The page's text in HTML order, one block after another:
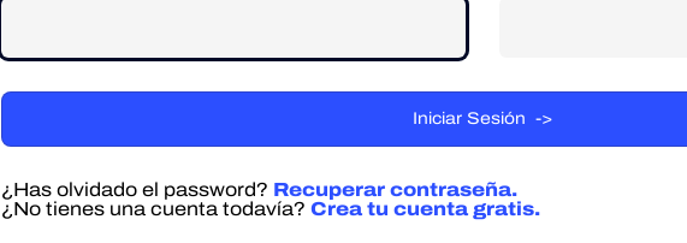
¿Has olvidado el password? Recuperar contraseña.
¿No tienes una cuenta todavía? Crea tu cuenta gratis.